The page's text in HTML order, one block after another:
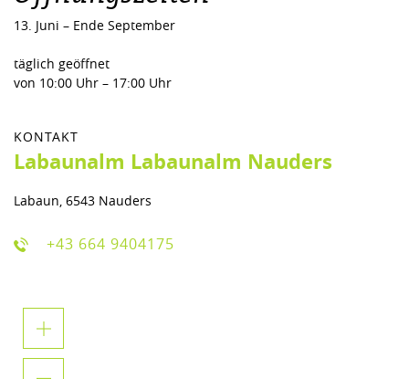
13. Juni – Ende September
täglich geöffnet
von 10:00 Uhr – 17:00 Uhr
KONTAKT
Labaunalm Labaunalm Nauders
Labaun, 6543 Nauders
+43 664 9404175